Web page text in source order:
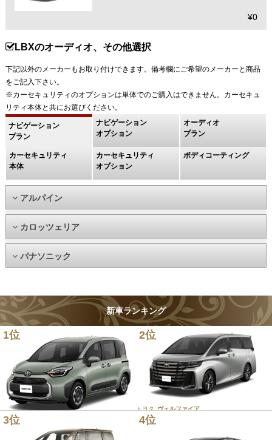
¥0
LBXのオーディオ、その他選択
下記以外のメーカーもお取り付けできます。備考欄にご希望のメーカーと商品
をご記入下さい。
※カーセキュリティのオプションは単体でのご購入はできません。カーセキュ
リティ本体と共にお選びください。
ナビゲーション
プラン
ナビゲーション
オプション
オーディオ
プラン
カーセキュリティ
本体
カーセキュリティ
オプション
ボディコーティング
アルパイン
カロッツェリア
パナソニック
新車ランキング
1位
トヨタ
2位
トヨタ ヴェルファイア
3位 4位